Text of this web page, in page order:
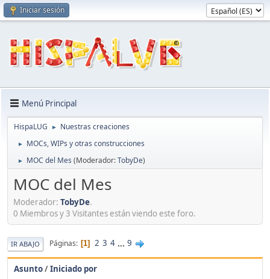
Iniciar sesión
Menú Principal
HispaLUG ► Nuestras creaciones
► MOCs, WIPs y otras construcciones
► MOC del Mes (Moderador:TobyDe)
MOC del Mes
Moderador: TobyDe.
0 Miembros y 3 Visitantes están viendo este foro.
IR ABAJO Páginas 1 2 3 4 ... 9
Asunto/Iniciado por